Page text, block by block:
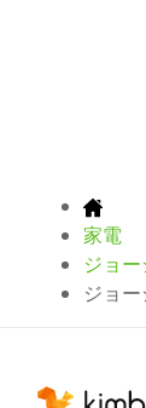
家電
ジョ
ジョ